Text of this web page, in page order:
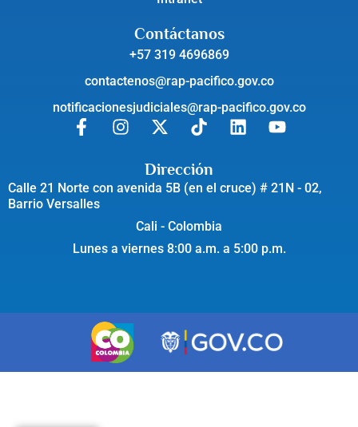
Contáctanos
+57 319 4696869
contactenos@rap-pacifico.gov.co
notificacionesjudiciales@rap-pacifico.gov.co
Dirección
Calle 21 Norte con avenida 5B (en el cruce) # 21N - 02,
Barrio Versalles
Cali - Colombia
Lunes a viernes 8:00 a.m. a 5:00 p.m.